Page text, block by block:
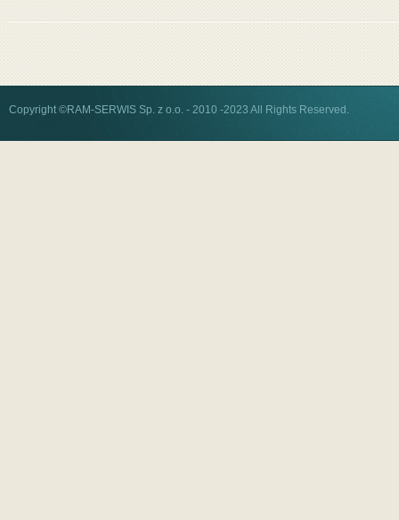
Copyright ©RAM-SERWIS Sp. z o.o. - 2010 -2023 All Rights Reserved.